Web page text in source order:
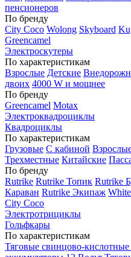
пенсионеров
По бренду
City Coco Wolong Skyboard
Greencamel
Электроскутеры
По характеристикам
Взрослые Детские
двоих 4000 W и мощнее
По бренду
Greencamel Motax
Электроквадроциклы
Квадроциклы
По характеристикам
Грузовые С кабиной
Трехместные Китайские
По бренду
Rutrike Rutrike Топик Rutrike
Караван Rutrike Экипаж
City Coco
Электротрициклы
Гольфкары
По характеристикам
Тяговые свинцово-